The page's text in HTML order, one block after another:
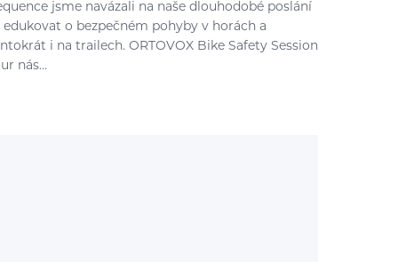
jsme navázali na naše dlouhodobé poslání
o bezpečném pohyby v horách a
i na trailech. ORTOVOX Bike Safety Session
nás…